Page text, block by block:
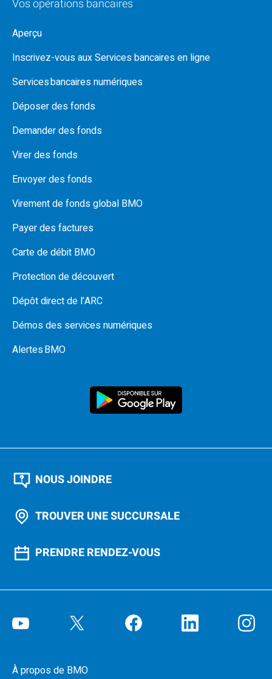
Vos opérations bancaires
Aperçu
Inscrivez-vous aux Services bancaires en ligne
Services bancaires numériques
Déposer des fonds
Demander des fonds
Virer des fonds
Envoyer des fonds
Virement de fonds global BMO
Payer des factures
Carte de débit BMO
Protection de découvert
Dépôt direct de l’ARC
Démos des services numériques
Alertes BMO
NOUS JOINDRE
TROUVER UNE SUCCURSALE
PRENDRE RENDEZ-VOUS
À propos de BMO